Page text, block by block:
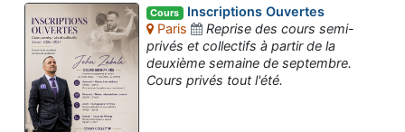
Cours Inscriptions Ouvertes
Paris
Reprise des cours semi-
privés et collectifs à partir de la
deuxième semaine de septembre.
Cours privés tout l'été.